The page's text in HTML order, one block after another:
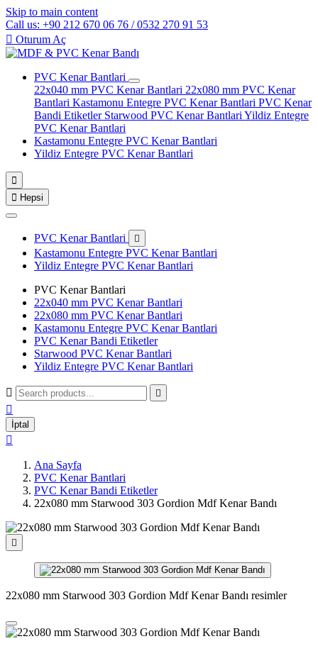
Skip to main content
Call us: +90 212 670 06 76 / 0532 270 91 53
 Oturum Aç
PVC Kenar Bantlari
22x040 mm PVC Kenar Bantlari 22x080 mm PVC Kenar
Bantlari Kastamonu Entegre PVC Kenar Bantlari PVC Kenar
Bandi Etiketler Starwood PVC Kenar Bantlari Yildiz Entegre
PVC Kenar Bantlari
Kastamonu Entegre PVC Kenar Bantlari
Yildiz Entegre PVC Kenar Bantlari

 Hepsi
PVC Kenar Bantlari 
Kastamonu Entegre PVC Kenar Bantlari
Yildiz Entegre PVC Kenar Bantlari
PVC Kenar Bantlari
22x040 mm PVC Kenar Bantlari
22x080 mm PVC Kenar Bantlari
Kastamonu Entegre PVC Kenar Bantlari
PVC Kenar Bandi Etiketler
Starwood PVC Kenar Bantlari
Yildiz Entegre PVC Kenar Bantlari
 

İptal

Ana Sayfa
PVC Kenar Bantlari
PVC Kenar Bandi Etiketler
22x080 mm Starwood 303 Gordion Mdf Kenar Bandı

22x080 mm Starwood 303 Gordion Mdf Kenar Bandı resimler